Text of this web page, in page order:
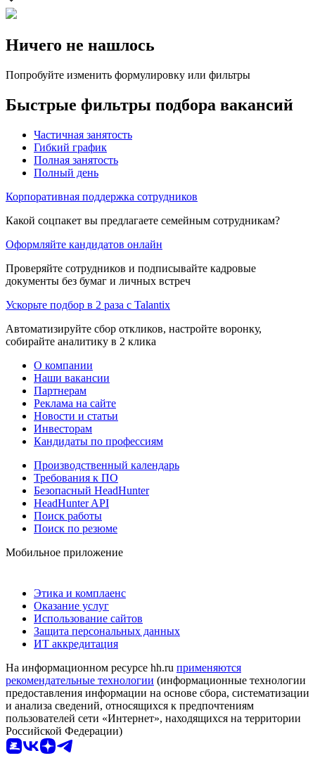
Ничего не нашлось
Попробуйте изменить формулировку или фильтры
Быстрые фильтры подбора вакансий
Частичная занятость
Гибкий график
Полная занятость
Полный день
Корпоративная поддержка сотрудников
Какой соцпакет вы предлагаете семейным сотрудникам?
Оформляйте кандидатов онлайн
Проверяйте сотрудников и подписывайте кадровые
документы без бумаг и личных встреч
Ускорьте подбор в 2 раза с Talantix
Автоматизируйте сбор откликов, настройте воронку,
собирайте аналитику в 2 клика
О компании
Наши вакансии
Партнерам
Реклама на сайте
Новости и статьи
Инвесторам
Кандидаты по профессиям
Производственный календарь
Требования к ПО
Безопасный HeadHunter
HeadHunter API
Поиск работы
Поиск по резюме
Мобильное приложение
Этика и комплаенс
Оказание услуг
Использование сайтов
Защита персональных данных
ИТ аккредитация
На информационном ресурсе hh.ru применяются
рекомендательные технологии (информационные технологии
предоставления информации на основе сбора, систематизации
и анализа сведений, относящихся к предпочтениям
пользователей сети «Интернет», находящихся на территории
Российской Федерации)